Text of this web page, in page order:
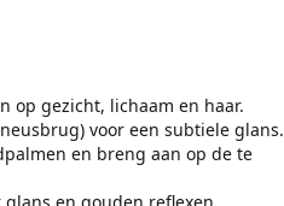
op gezicht, lichaam en haar.
voor een subtiele glans.
en breng aan op de te